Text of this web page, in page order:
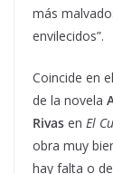
más
envilecidos”.
Coincide en
de la novela
Rivas en El
obra muy
hay falta o